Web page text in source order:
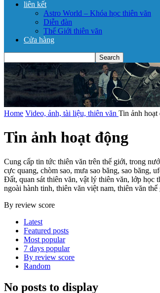
liên kết
Astro World – Khóa học thiên văn
Diễn đàn
Thế Giới thiên văn
Cửa hàng
Home Video, ảnh, tài liệu, thiên văn Tin ảnh hoạt
Tin ảnh hoạt động
Cung cấp tin tức thiên văn trên thế giới, trong
cực quang, chòm sao, mưa sao băng, sao băng,
Đất, quan sát thiên văn, vật lý thiên văn, lớp học
ngoài hành tinh, thiên văn việt nam, thiên văn thế
By review score
Latest
Featured posts
Most popular
7 days popular
By review score
Random
No posts to display